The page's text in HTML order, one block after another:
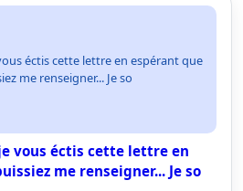
éctis cette lettre en espérant que
me renseigner... Je so
vous éctis cette lettre en
me renseigner... Je so